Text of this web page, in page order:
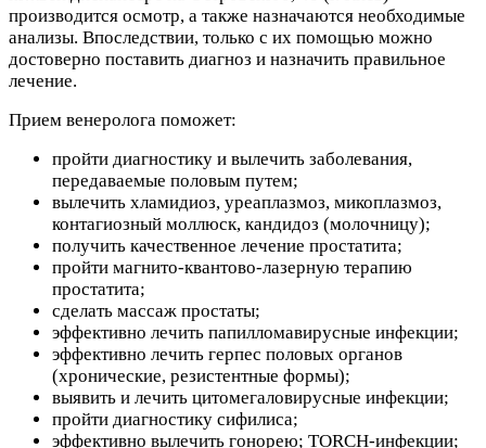
производится осмотр, а также назначаются необходимые
анализы. Впоследствии, только с их помощью можно
достоверно поставить диагноз и назначить правильное
лечение.
Прием венеролога поможет:
пройти диагностику и вылечить заболевания,
передаваемые половым путем;
вылечить хламидиоз, уреаплазмоз, микоплазмоз,
контагиозный моллюск, кандидоз (молочницу);
получить качественное лечение простатита;
пройти магнито-квантово-лазерную терапию
простатита;
сделать массаж простаты;
эффективно лечить папилломавирусные инфекции;
эффективно лечить герпес половых органов
(хронические, резистентные формы);
выявить и лечить цитомегаловирусные инфекции;
пройти диагностику сифилиса;
эффективно вылечить гонорею; TORCH-инфекции;